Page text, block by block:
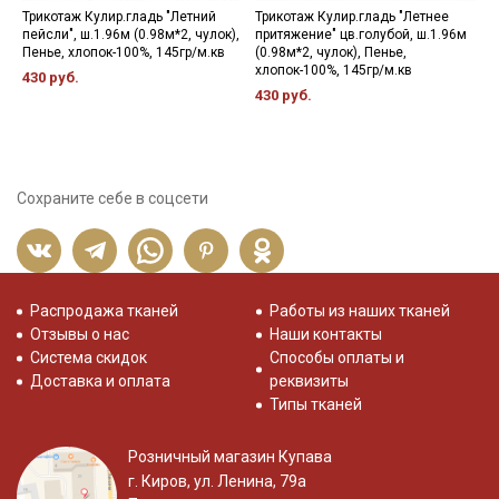
Трикотаж Кулир.гладь "Летний
пейсли", ш.1.96м (0.98м*2, чулок),
Пенье, хлопок-100%, 145гр/м.кв
430 руб.
Трикотаж Кулир.гладь "Летнее
притяжение" цв.голубой, ш.1.96м
(0.98м*2, чулок), Пенье,
хлопок-100%, 145гр/м.кв
430 руб.
Сохраните себе в соцсети
Распродажа тканей
Отзывы о нас
Система скидок
Доставка и оплата
Работы из наших тканей
Наши контакты
Способы оплаты и
реквизиты
Типы тканей
Розничный магазин Купава
г. Киров, ул. Ленина, 79а